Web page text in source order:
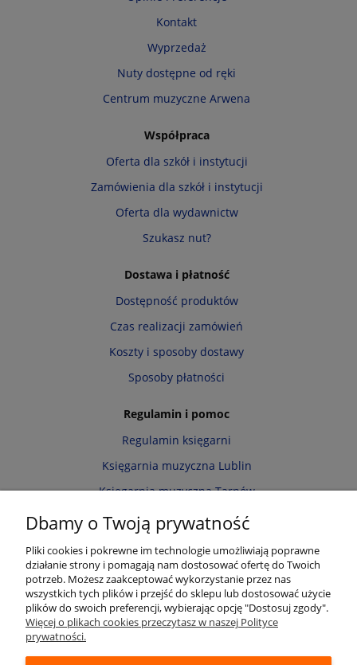
Kontakt
Wyprzedaż
Nuty dostępne od ręki
Centrum muzyczne Arwena
Współpraca
Oferta dla szkół i instytucji
Zamówienia dla szkół i instytucji
Oferta dla wydawnictw
Szukasz nut?
Dostawa i płatność
Dostępność produktów
Czas realizacji zamówień
Koszty i sposoby dostawy
Sposoby płatności
Regulamin i pomoc
Regulamin księgarni
Księgarnia muzyczna Lublin
Księgarnia muzyczna Tarnów
Informacja o cookies
Zwroty i reklamacje
Moje konto
Twoje zamówienia
Przechowalnia
Dbamy o Twoją prywatność
Pliki cookies i pokrewne im technologie umożliwiają poprawne
działanie strony i pomagają nam dostosować ofertę do Twoich
potrzeb. Możesz zaakceptować wykorzystanie przez nas
wszystkich tych plików i przejść do sklepu lub dostosować użycie
plików do swoich preferencji, wybierając opcję "Dostosuj zgody".
Więcej o plikach cookies przeczytasz w naszej Polityce
prywatności.